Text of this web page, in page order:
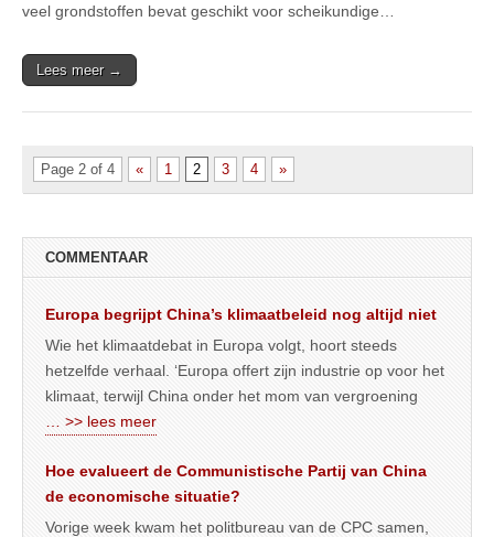
veel grondstoffen bevat geschikt voor scheikundige…
Lees meer →
Page 2 of 4 « 1 2 3 4 »
COMMENTAAR
Europa begrijpt China’s klimaatbeleid nog altijd niet
Wie het klimaatdebat in Europa volgt, hoort steeds
hetzelfde verhaal. ‘Europa offert zijn industrie op voor het
klimaat, terwijl China onder het mom van vergroening
… >> lees meer
Hoe evalueert de Communistische Partij van China
de economische situatie?
Vorige week kwam het politbureau van de CPC samen,